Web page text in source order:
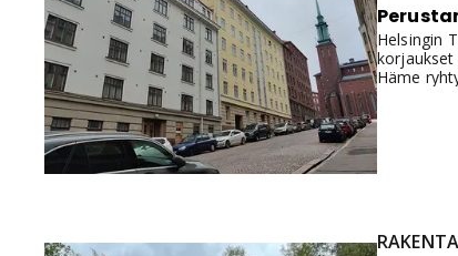
Helsingin
korjaukset
Häme